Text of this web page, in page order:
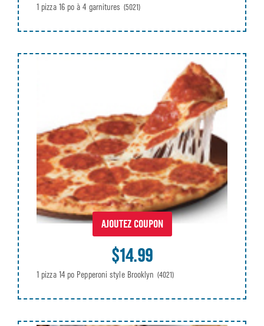
1 pizza 16 po à 4 garnitures (5021)
AJOUTEZ COUPON
$14.99
1 pizza 14 po Pepperoni style Brooklyn (4021)